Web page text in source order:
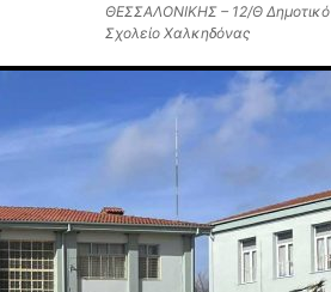
ΘΕΣΣΑΛΟΝΙΚΗΣ – 12/Θ Δημοτικό
Σχολείο Χαλκηδόνας